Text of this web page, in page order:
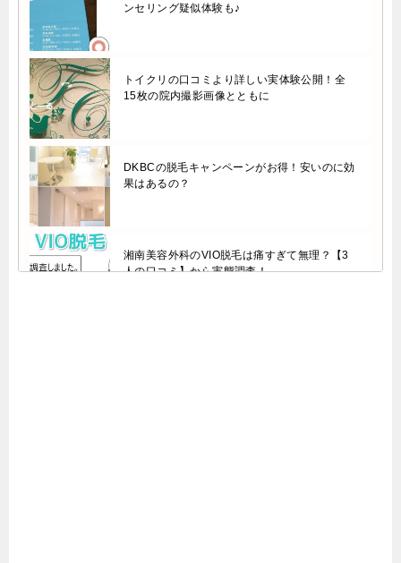
ンセリング疑似体験も♪
トイクリの口コミより詳しい実体験公開！全
15枚の院内撮影画像とともに
DKBCの脱毛キャンペーンがお得！安いのに効
果はあるの？
湘南美容外科のVIO脱毛は痛すぎて無理？【3
人の口コミ】から実態調査！